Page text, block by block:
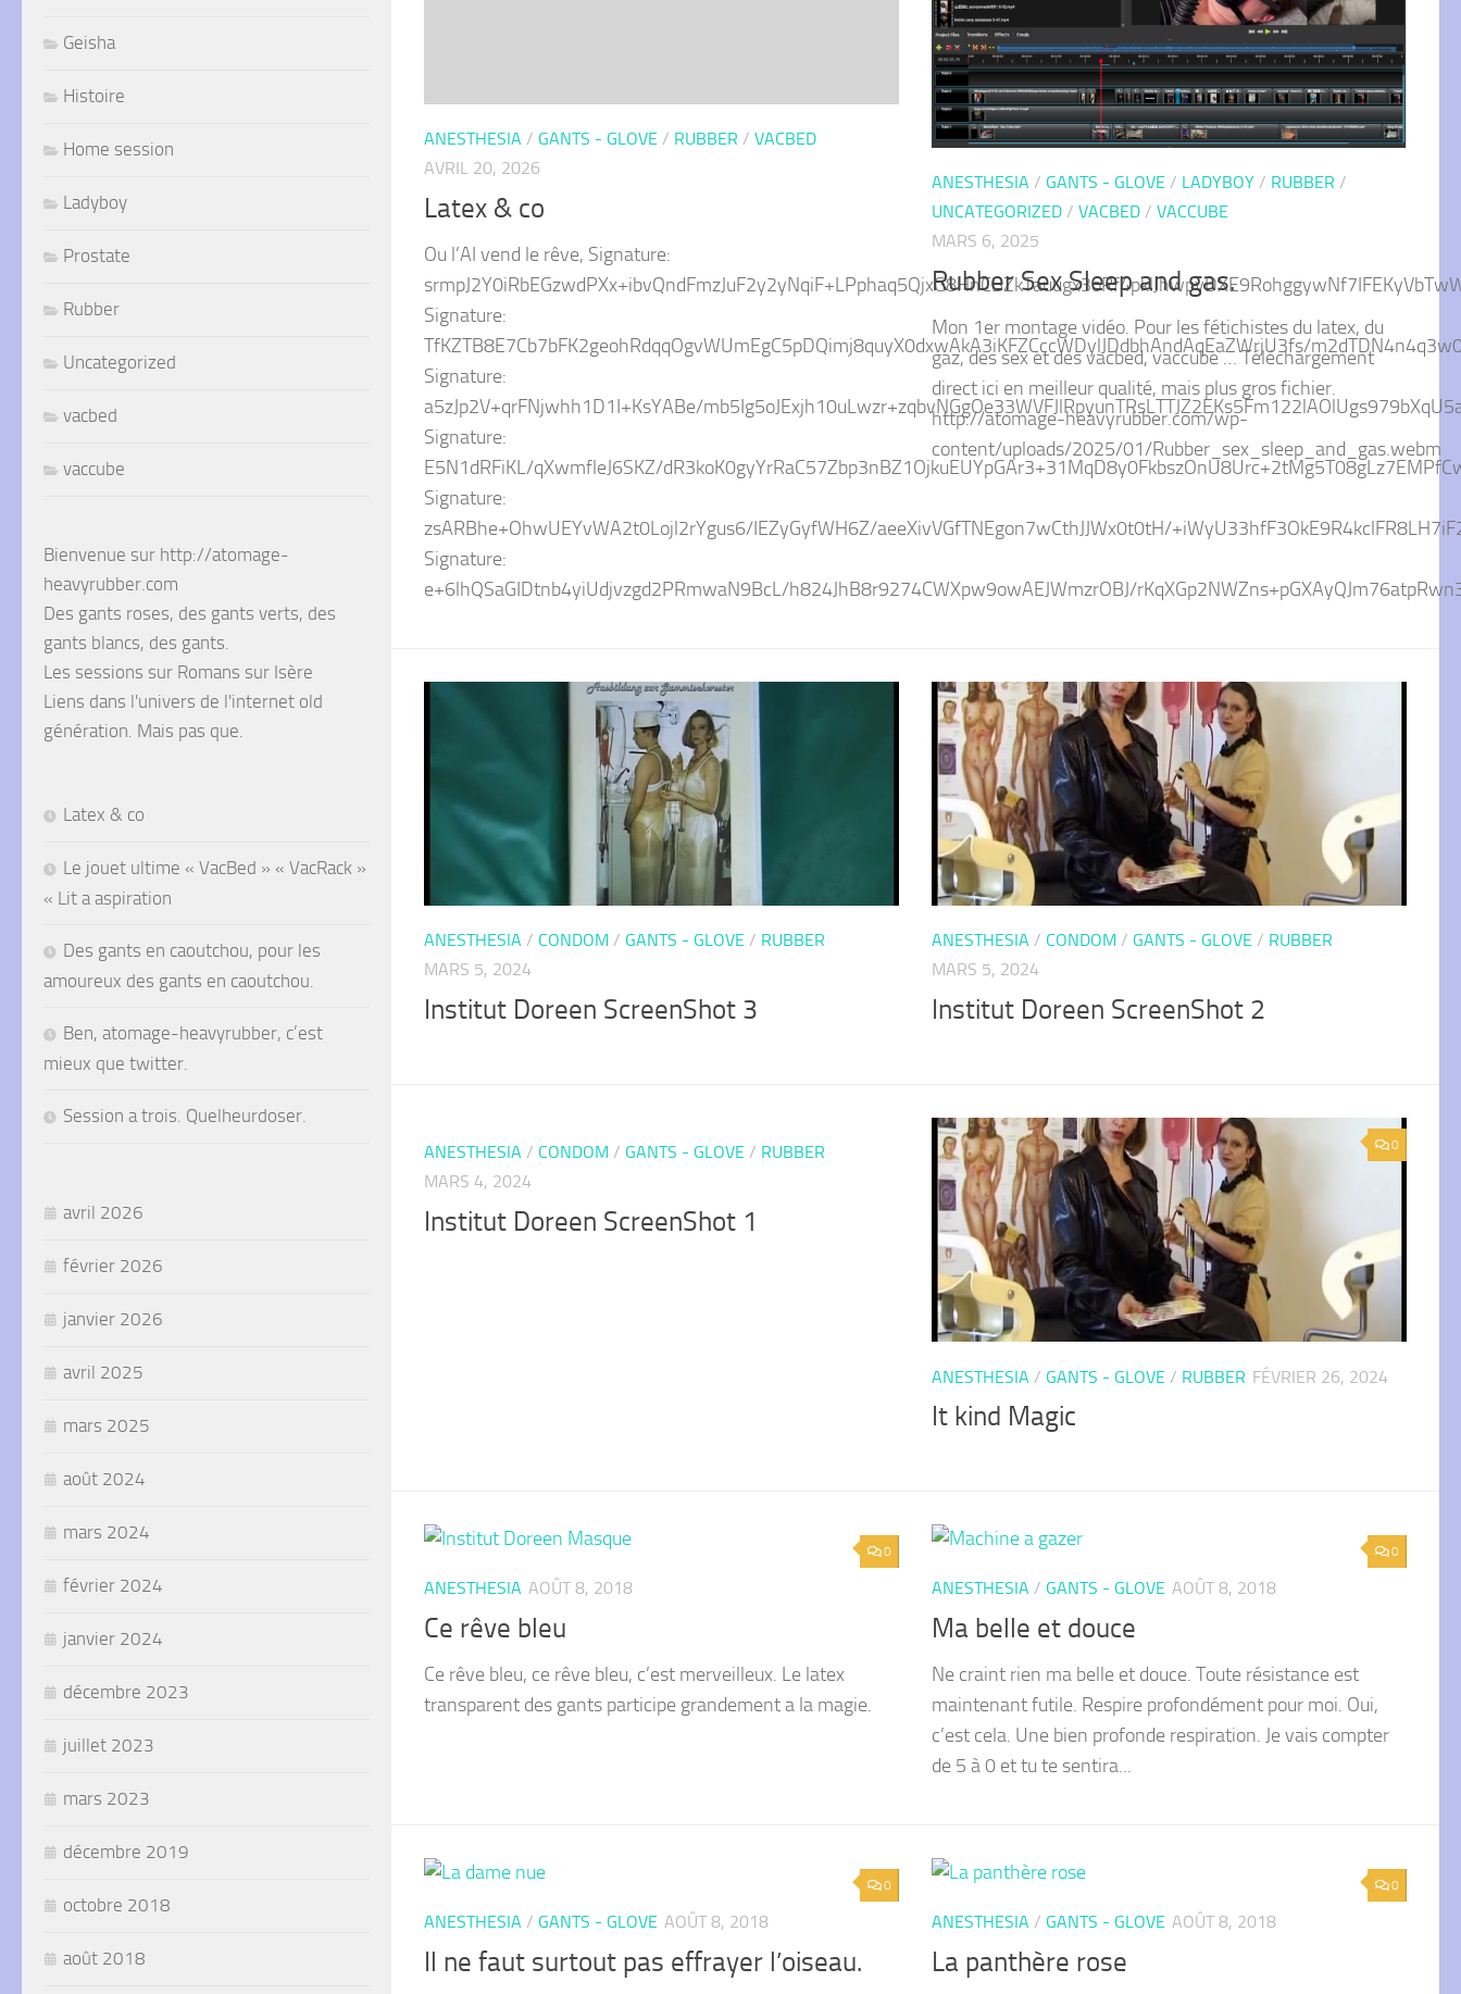
ANESTHESIA / GANTS - GLOVE / RUBBER / VACBED
AVRIL 20, 2026
Latex & co
Ou l’AI vend le rêve, Signature:
Signature:
TfKZTB8E7Cb7bFK2geohRdqqOgvWUmEgC5pDQimj8quyX0dxwAkA3iKFZCccWDylJDdbhAndAqEaZWrjU3fs/
Signature:
a5zJp2V+qrFNjwhh1D1I+KsYABe/
Signature:
E5N1dRFiKL/qXwmfleJ6SKZ/
Signature:
zsARBhe+OhwUEYvWA2t0Lojl2rYgus6/IEZyGyfWH6Z/aeeXivVGfTNEgon7wCthJJWx0t0tH/
Signature:
e+6lhQSaGIDtnb4yiUdjvzgd2PRmwaN9BcL/h824JhB8r9274CWXpw9owAEJWmzrOBJ/
ANESTHESIA / GANTS - GLOVE / LADYBOY / RUBBER /
UNCATEGORIZED / VACBED / VACCUBE
MARS 6, 2025
Rubber Sex Sleep and gas.
Mon 1er montage vidéo. Pour les fétichistes du latex, du
gaz, des sex et des vacbed, vaccube … Téléchargement
direct ici en meilleur qualité, mais plus gros fichier.
http://atomage-heavyrubber.com/wp-
content/uploads/2025/01/Rubber_sex_sleep_and_gas.webm
ANESTHESIA / CONDOM / GANTS - GLOVE / RUBBER
MARS 5, 2024
Institut Doreen ScreenShot 3
ANESTHESIA / CONDOM / GANTS - GLOVE / RUBBER
MARS 5, 2024
Institut Doreen ScreenShot 2
ANESTHESIA / CONDOM / GANTS - GLOVE / RUBBER
MARS 4, 2024
Institut Doreen ScreenShot 1
0
ANESTHESIA / GANTS - GLOVE / RUBBER FÉVRIER 26, 2024
It kind Magic
0
ANESTHESIA AOÛT 8, 2018
Ce rêve bleu
Ce rêve bleu, ce rêve bleu, c’est merveilleux. Le latex
transparent des gants participe grandement a la magie.
0
ANESTHESIA / GANTS - GLOVE AOÛT 8, 2018
Ma belle et douce
Ne craint rien ma belle et douce. Toute résistance est
maintenant futile. Respire profondément pour moi. Oui,
c’est cela. Une bien profonde respiration. Je vais compter
de 5 à 0 et tu te sentira...
0
ANESTHESIA / GANTS - GLOVE AOÛT 8, 2018
Il ne faut surtout pas effrayer l’oiseau.
0
ANESTHESIA / GANTS - GLOVE AOÛT 8, 2018
La panthère rose
Geisha
Histoire
Home session
Ladyboy
Prostate
Rubber
Uncategorized
vacbed
vaccube
Bienvenue sur http://atomage-
heavyrubber.com
Des gants roses, des gants verts, des
gants blancs, des gants.
Les sessions sur Romans sur Isère
Liens dans l'univers de l'internet old
génération. Mais pas que.
Latex & co
Le jouet ultime « VacBed » « VacRack »
« Lit a aspiration
Des gants en caoutchou, pour les
amoureux des gants en caoutchou.
Ben, atomage-heavyrubber, c’est
mieux que twitter.
Session a trois. Quelheurdoser.
avril 2026
février 2026
janvier 2026
avril 2025
mars 2025
août 2024
mars 2024
février 2024
janvier 2024
décembre 2023
juillet 2023
mars 2023
décembre 2019
octobre 2018
août 2018